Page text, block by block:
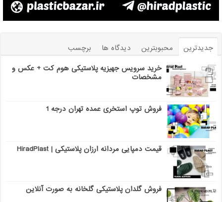
جدیدترین محبوبترین دیدگاه ها
برچسب
خرید سرویس جهیزیه پلاستیکی هوم کت + عکس و
مشخصات
فروش توپ استخری عمده تهران درجه 1
قیمت دمپایی مردانه ارزان پلاستیکی | HiradPlast
فروش گلدان پلاستیکی گلخانه به صورت آنلاین